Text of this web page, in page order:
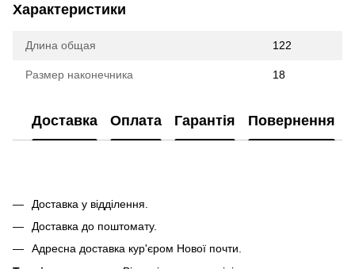
Характеристики
Длина общая 122
Размер наконечника 18
Доставка Оплата Гарантія Повернення
Доставка у відділення.
Доставка до поштомату.
Адресна доставка кур'єром Нової почти.